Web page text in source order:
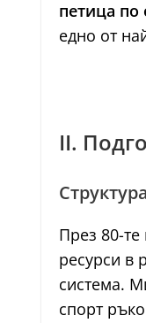
петица
едно от
II.
През 80-те
ресурси в
система.
спорт